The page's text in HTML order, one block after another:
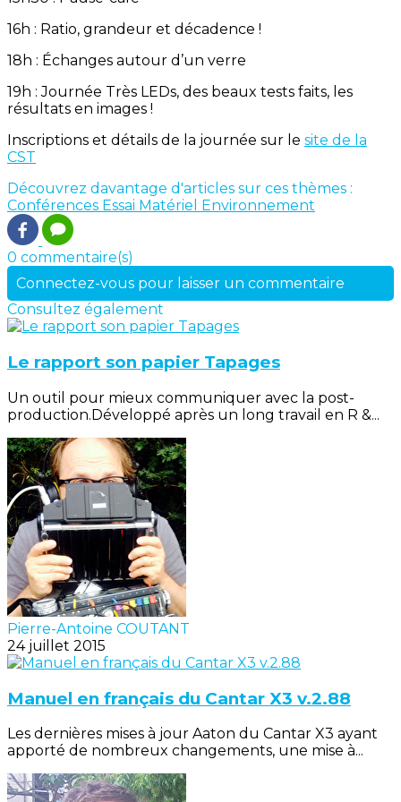
16h : Ratio, grandeur et décadence !
18h : Échanges autour d’un verre
19h : Journée Très LEDs, des beaux tests faits, les
résultats en images !
Inscriptions et détails de la journée sur le site de la
CST
Découvrez davantage d'articles sur ces thèmes :
Conférences Essai Matériel Environnement
0 commentaire(s)
Connectez-vous pour laisser un commentaire
Consultez également
Le rapport son papier Tapages
Un outil pour mieux communiquer avec la post-
production.Développé après un long travail en R &...
Pierre-Antoine COUTANT
24 juillet 2015
Manuel en français du Cantar X3 v.2.88
Les dernières mises à jour Aaton du Cantar X3 ayant
apporté de nombreux changements, une mise à...